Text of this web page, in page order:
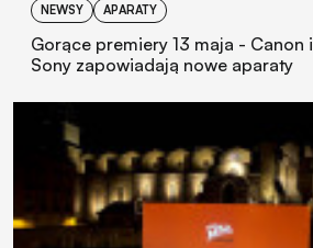
NEWSY APARATY
Gorące premiery 13 maja - Canon i
Sony zapowiadają nowe aparaty